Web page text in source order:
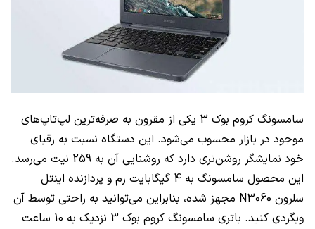
سامسونگ کروم بوک 3 یکی از مقرون به صرفه‌ترین لپ‌تاپ‌های
موجود در بازار محسوب می‌شود. این دستگاه نسبت به رقبای
خود نمایشگر روشن‌تری دارد که روشنایی آن به 259 نیت می‌رسد.
این محصول سامسونگ به 4 گیگابایت رم و پردازنده اینتل
سلرون N3060 مجهز شده، بنابراین می‌توانید به راحتی توسط آن
وبگردی کنید. باتری سامسونگ کروم بوک 3 نزدیک به 10 ساعت